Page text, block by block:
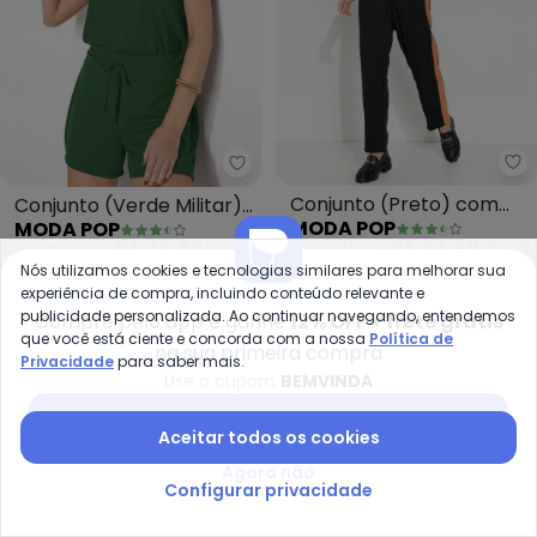
Moda Pop - Conjunto (Verde
Conjunto (Verde Militar)
em Malha
MODA POP
A partir deR$ 49,99R$ 59,99
Conjunto (Preto) com
Recortes e Bolsos
Funcionais
MODA POP
A partir deR$ 44,99R$
-25%
-39%
Compre pelo app e ganhe12% OFF + frete grátis
na sua primeira compra
Nós utilizamos cookies e tecnologias similares para melhorar sua
experiência de compra, incluindo conteúdo relevante e
publicidade personalizada. Ao continuar navegando, entendemos
que você está ciente e concorda com a nossa Política de
Privacidadepara saber mais.
Aceitar todos os cookies
Configurar privacidade